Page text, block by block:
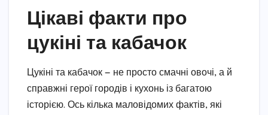
Цікаві факти про
цукіні та кабачок
Цукіні та кабачок — не просто смачні овочі, а й
справжні герої городів і кухонь із багатою
історією. Ось кілька маловідомих фактів, які